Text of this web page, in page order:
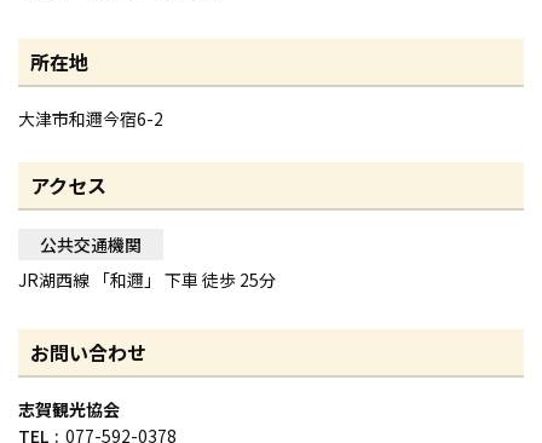
所在地
大津市和邇今宿6-2
アクセス
公共交通機関
JR湖西線 「和邇」 下車 徒歩 25分
お問い合わせ
志賀観光協会
TEL
077-592-0378